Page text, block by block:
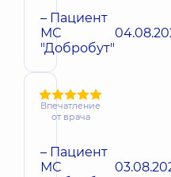
– Пациент
МС
"Добробут"
Впечатление
от врача
– Пациент
МС